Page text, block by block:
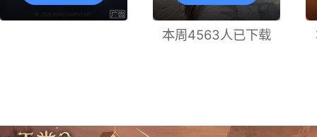
本周4563人已下载